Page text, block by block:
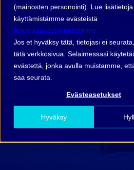
(mainosten personointi). Lue lisätietoja
käyttämistämme evästeistä
tietosuojakäytännöstämme.
Jos et hyväksy tätä, tietojasi ei
tätä verkkosivua. Selaimessasi
evästettä, jonka avulla muistamme,
saa seurata.
Evästeasetukset
Hyväksy Blogi